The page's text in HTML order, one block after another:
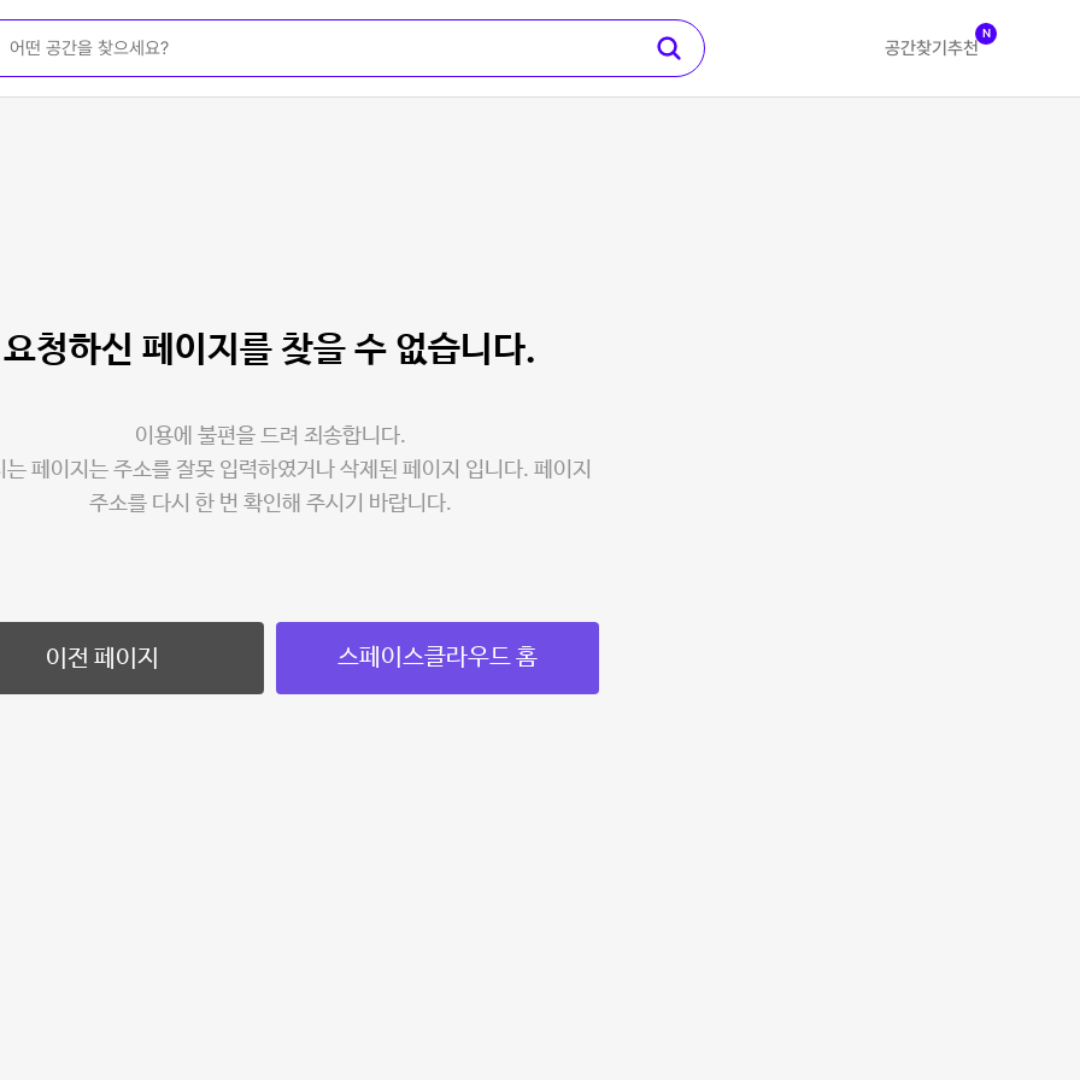
공간찾기 추천
N
요청하신 페이지를 찾을 수 없습니다.
이용에 불편을 드려 죄송합니다.
는 페이지는 주소를 잘못 입력하였거나 삭제된 페이지 입니다. 페이지
주소를 다시 한 번 확인해 주시기 바랍니다.
이전 페이지 스페이스클라우드 홈